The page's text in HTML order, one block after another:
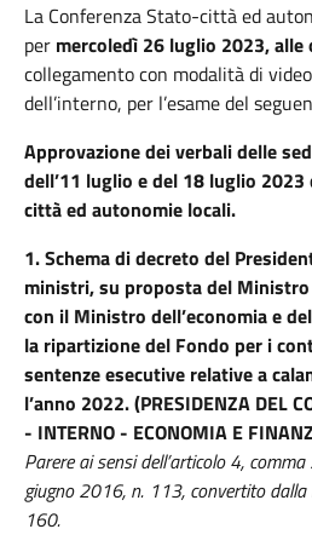
La Conferenza Stato-città ed
per mercoledì 26 luglio 2023, alle
collegamento con modalità di
dell’interno, per l’esame del
Approvazione dei verbali delle
dell’11 luglio e del 18 luglio
città ed autonomie locali.
1.Schema di decreto del
ministri, su proposta del
con il Ministro dell’economia e
la ripartizione del Fondo per i
sentenze esecutive relative a
l’anno 2022. (PRESIDENZA DEL
- INTERNO - ECONOMIA E
Parere ai sensi dell’articolo 4,
giugno 2016, n. 113, convertito
160.